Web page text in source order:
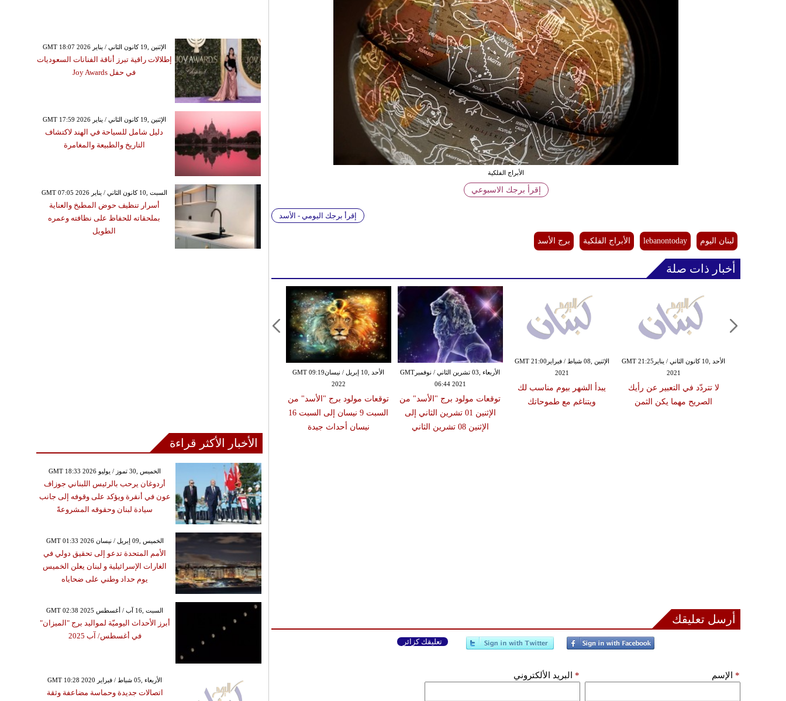
الأبراج الفلكية
إقرأ برجك الاسبوعي
إقرأ برجك اليومي - الأسد
لبنان اليوم lebanontoday الأبراج الفلكية برج الأسد
أخبار ذات صلة
الأحد ,10 إبريل / نيسانGMT 09:19
2022
توقعات مولود برج "الأسد" من
السبت 9 نيسان إلى السبت 16
نيسان أحداث جيدة
الأربعاء ,03 تشرين الثاني / نوفمبرGMT
06:44 2021
توقعات مولود برج "الأسد" من
الإثنين 01 تشرين الثاني إلى
الإثنين 08 تشرين الثاني
الإثنين ,08 شباط / فبرايرGMT 21:00
2021
يبدأ الشهر بيوم مناسب لك
ويتناغم مع طموحاتك
الأحد ,10 كانون الثاني / ينايرGMT 21:25
2021
لا تتردّد في التعبير عن رأيك
الصريح مهما يكن الثمن
أرسل تعليقك
تعليقك كزائر
الإسم * البريد الألكتروني *
GMT 18:07 2026 الإثنين ,19 كانون الثاني / يناير
إطلالات راقية تبرز أناقة الفنانات السعوديات
في حفل Joy Awards
GMT 17:59 2026 الإثنين ,19 كانون الثاني / يناير
دليل شامل للسياحة في الهند لاكتشاف
التاريخ والطبيعة والمغامرة
GMT 07:05 2026 السبت ,10 كانون الثاني / يناير
أسرار تنظيف حوض المطبخ والعناية
بملحقاته للحفاظ على نظافته وعمره
الطويل
الأخبار الأكثر قراءة
GMT 18:33 2026 الخميس ,30 تموز / يوليو
أردوغان يرحب بالرئيس اللبناني جوزاف
عون في أنقرة ويؤكد على وقوفه إلى جانب
سيادة لبنان وحقوقه المشروعةً
GMT 01:33 2026 الخميس ,09 إبريل / نيسان
الأمم المتحدة تدعو إلى تحقيق دولي في
الغارات الإسرائيلية و لبنان يعلن الخميس
يوم حداد وطني على ضحاياه
GMT 02:38 2025 السبت ,16 آب / أغسطس
أبرز الأحداث اليوميّة لمواليد برج "الميزان"
في أغسطس/ آب 2025
GMT 10:28 2020 الأربعاء ,05 شباط / فبراير
اتصالات جديدة وحماسة مضاعفة وثقة